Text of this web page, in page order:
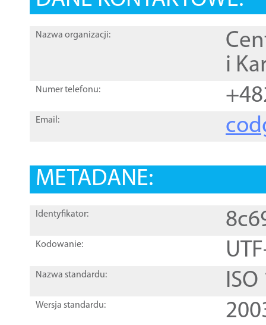
Nazwa organizacji:
i
Numer telefonu:
Email:
METADANE:
Identyfikator:
Kodowanie:
Nazwa standardu:
Wersja standardu: